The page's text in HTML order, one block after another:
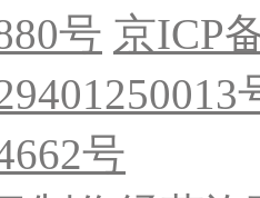
号 京ICP
号